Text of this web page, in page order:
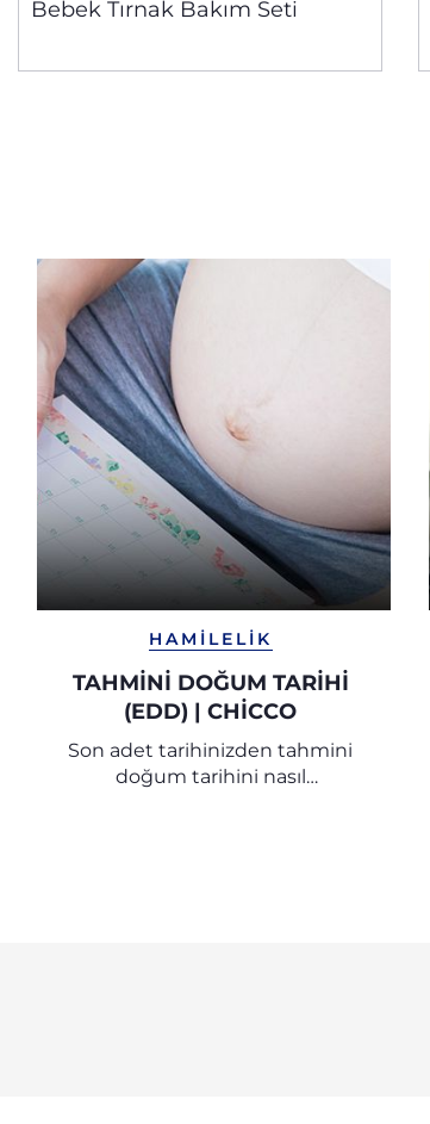
Bebek Tırnak Bakım Seti
HAMILELIK
TAHMINI DOĞUM TARIHI
(EDD) | CHICCO
Son adet tarihinizden tahmini
doğum tarihini nasıl